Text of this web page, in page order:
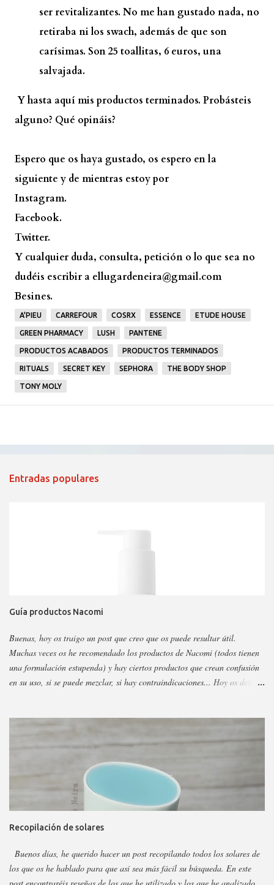
ser revitalizantes. No me han gustado nada, no
retiraba ni los swach, además de que son
carísimas. Son 25 toallitas, 6 euros, una
salvajada.
Y hasta aquí mis productos terminados. Probásteis
alguno? Qué opináis?
Espero que os haya gustado, os espero en la
siguiente y de mientras estoy por
Instagram.
Facebook.
Twitter.
Y cualquier duda, consulta, petición o lo que sea no
dudéis escribir a ellugardeneira@gmail.com
Besines.
A'PIEU CARREFOUR COSRX ESSENCE ETUDE HOUSE
GREEN PHARMACY LUSH PANTENE
PRODUCTOS ACABADOS PRODUCTOS TERMINADOS
RITUALS SECRET KEY SEPHORA THE BODY SHOP
TONY MOLY
Entradas populares
Guía productos Nacomi
Buenas, hoy os traigo un post que creo que os puede resultar útil.
Muchas veces os he recomendado los productos de Nacomi (todos tienen
una formulación estupenda) y hay ciertos productos que crean confusión
en su uso, si se puede mezclar, si hay contraindicaciones... Hoy os detallo
corporales, así es más fácil, además al final añadiré gamas concretas. La
marca tiene otros sérum y cremas, pero estos son los más dificilillos de
tenéis en casi todas las perfumerías, es cruelty free y casi toda vegana.
Hay ciertos productos que no están en todas las webs, pero como se suele
decir Google es nuestro amigo. Empecemos: Productos faciales Dermo
loción limpiadora ceramidas Precio: 4 euros. Cantidad: 150 ml.
Propiedades: Limpiador acuoso para todas las pieles, pero p...
Recopilación de solares
Buenos días, he querido hacer un post recopilando todos los solares de
los que os he hablado para que así sea más fácil su búsqueda. En este